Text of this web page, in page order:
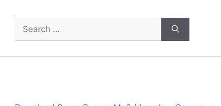
Search
for: